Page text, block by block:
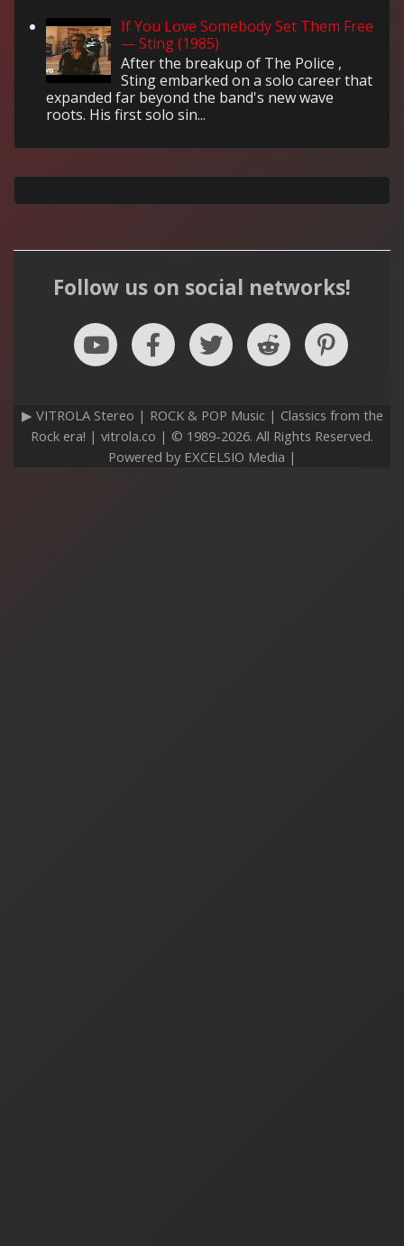
If You Love Somebody Set Them Free
— Sting (1985)
After the breakup of The Police ,
Sting embarked on a solo career that
expanded far beyond the band's new wave
roots. His first solo sin...
Follow us on social networks!
▶ VITROLA Stereo | ROCK & POP Music | Classics from the
Rock era! | vitrola.co | © 1989-2026. All Rights Reserved.
Powered by EXCELSIO Media |